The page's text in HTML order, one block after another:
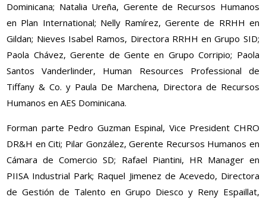
Dominicana; Natalia Ureña, Gerente de Recursos Humanos
en Plan International; Nelly Ramírez, Gerente de RRHH en
Gildan; Nieves Isabel Ramos, Directora RRHH en Grupo SID;
Paola Chávez, Gerente de Gente en Grupo Corripio; Paola
Santos Vanderlinder, Human Resources Professional de
Tiffany & Co. y Paula De Marchena, Directora de Recursos
Humanos en AES Dominicana.
Forman parte Pedro Guzman Espinal, Vice President CHRO
DR&H en Citi; Pilar González, Gerente Recursos Humanos en
Cámara de Comercio SD; Rafael Piantini, HR Manager en
PIISA Industrial Park; Raquel Jimenez de Acevedo, Directora
de Gestión de Talento en Grupo Diesco y Reny Espaillat,